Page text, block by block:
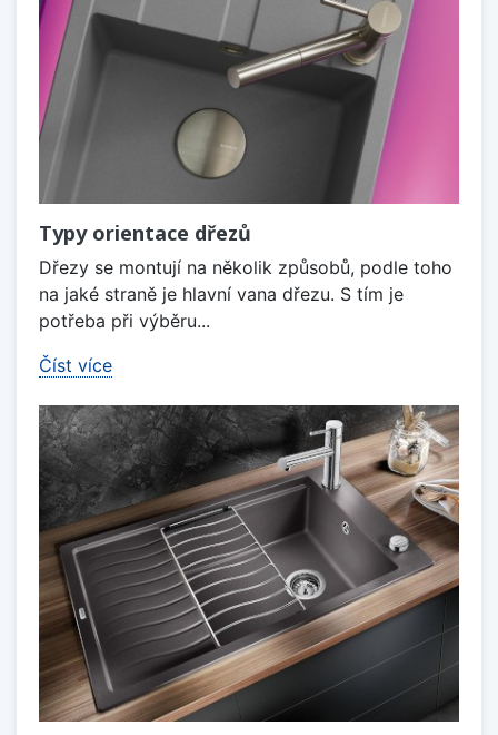
Typy orientace dřezů
Dřezy se montují na několik způsobů, podle toho
na jaké straně je hlavní vana dřezu. S tím je
potřeba při výběru...
Číst více